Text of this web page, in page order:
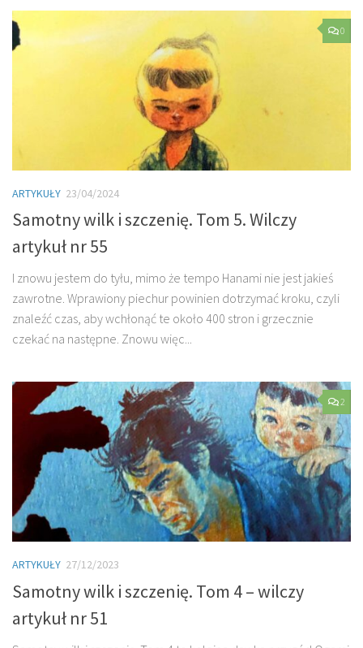
0
ARTYKUŁY 23/04/2024
Samotny wilk i szczenię. Tom 5. Wilczy
artykuł nr 55
I znowu jestem do tyłu, mimo że tempo Hanami nie jest jakieś
zawrotne. Wprawiony piechur powinien dotrzymać kroku, czyli
znaleźć czas, aby wchłonąć te około 400 stron i grzecznie
czekać na następne. Znowu więc...
2
ARTYKUŁY 27/12/2023
Samotny wilk i szczenię. Tom 4 – wilczy
artykuł nr 51